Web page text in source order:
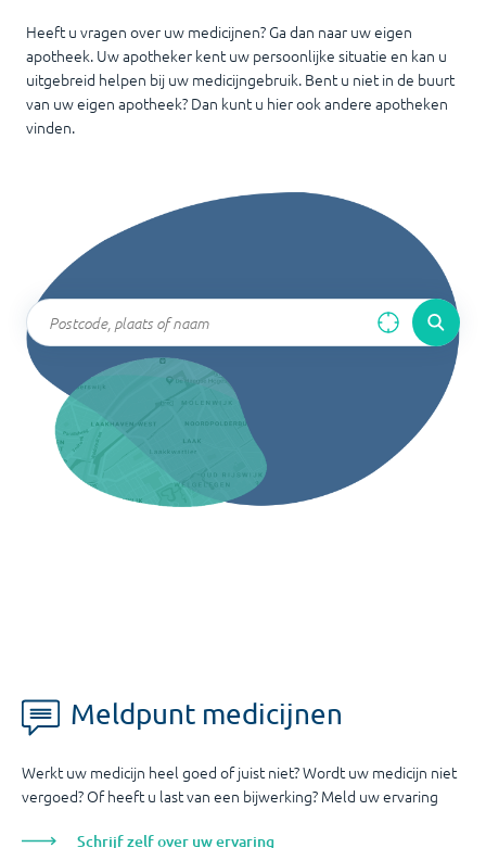
Heeft u vragen over uw medicijnen? Ga dan naar uw eigen
apotheek. Uw apotheker kent uw persoonlijke situatie en kan u
uitgebreid helpen bij uw medicijngebruik. Bent u niet in de buurt
van uw eigen apotheek? Dan kunt u hier ook andere apotheken
vinden.
Meldpunt medicijnen
Werkt uw medicijn heel goed of juist niet? Wordt uw medicijn niet
vergoed? Of heeft u last van een bijwerking? Meld uw ervaring
Schrijf zelf over uw ervaring